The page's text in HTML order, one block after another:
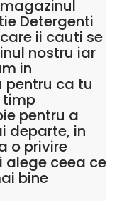
Detergenti
ii cauti se
nostru iar
in
pentru ca tu
timp
pentru a
departe, in
o privire
ceea ce
bine